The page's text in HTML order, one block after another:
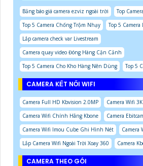
Bảng báo giá camera ezviz ngoài trời
Top
Top 5 Camera Chống Trộm Nhạy
Top 5 Camera
Lắp camera check var Livestream
Camera quay video Đóng Hàng Cận Cảnh
Top 5 Camera Cho Kho Hàng Nên Dùng
Top 5
CAMERA KẾT NỐI WIFI
Camera Full HD Kbvision 2.0MP
Camera Wifi 3K
Camera Wifi Chính Hãng Kbone
Camera
Camera Wifi Imou Cube Ghi Hình Nét
Camera
Lắp Camera Wifi Ngoài Trời Xoay 360
Camera
CAMERA THEO GÓI